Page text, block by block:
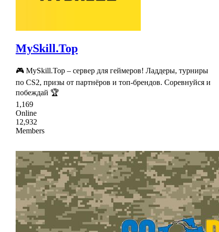
MySkill.Top
🎮 MySkill.Top – сервер для геймеров! Ладдеры, турниры
по CS2, призы от партнёров и топ-брендов. Соревнуйся и
побеждай 🏆
1,169
Online
12,932
Members